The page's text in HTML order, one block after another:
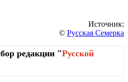
Источник:
© Русская Семерка
редакции "Русской